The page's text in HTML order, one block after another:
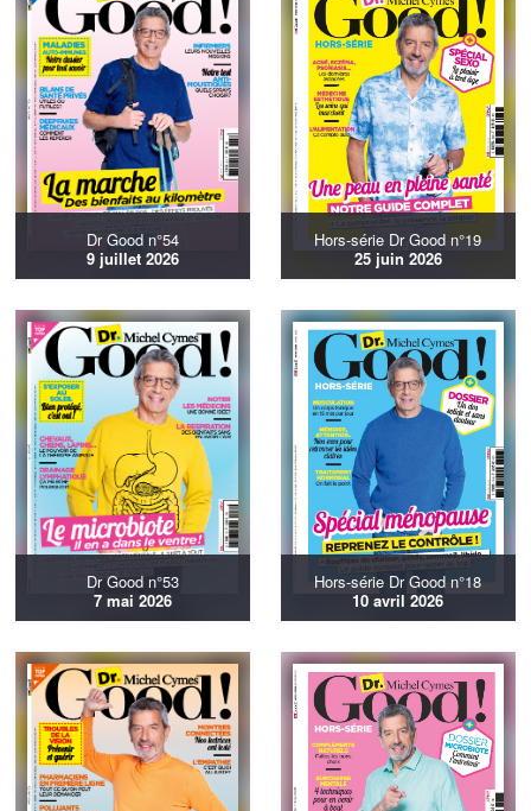
Dr Good n°54
9 juillet 2026
Hors-série Dr Good n°19
25 juin 2026
Dr Good n°53
7 mai 2026
Hors-série Dr Good n°18
10 avril 2026